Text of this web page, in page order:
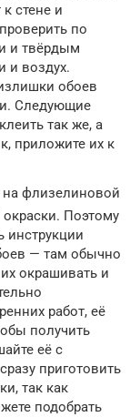
стене и
по
и твёрдым
и воздух.
обоев
Следующие
так же, а
приложите их к
флизелиновой
Поэтому
инструкции
— там обычно
окрашивать и
работ, её
получить
её с
приготовить
так как
подобрать